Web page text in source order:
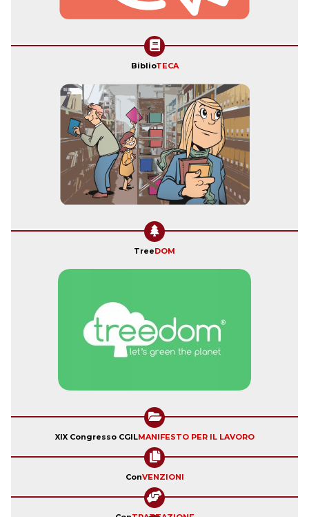
BiblioTECA
TreeDOM
XIX Congresso CGILMANIFESTO PER IL LAVORO
ConVENZIONI